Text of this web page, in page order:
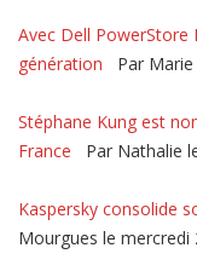
Avec Dell PowerStore
génération
Par
Stéphane Kung est
France
Par Nathalie
Kaspersky consolide
Mourgues le mercredi